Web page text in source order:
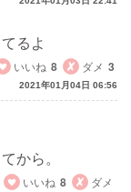
るよ
いいね 8 ダメ 3
2021年01月04日 06:56
から。
いいね 8 ダメ